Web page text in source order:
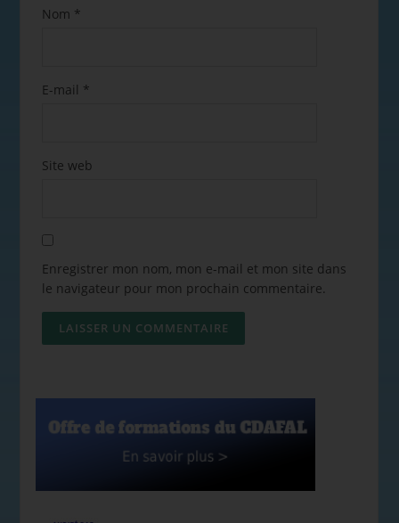
Nom *
E-mail *
Site web
Enregistrer mon nom, mon e-mail et mon site dans
le navigateur pour mon prochain commentaire.